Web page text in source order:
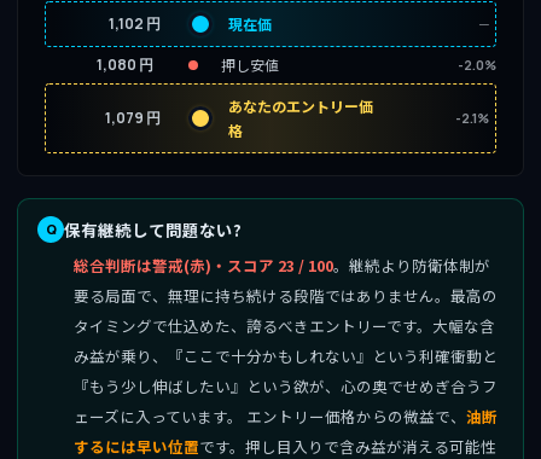
1,102 円 現在価 ─
1,080 円 押し安値 -2.0%
1,079 円
あなたのエントリー価
格
-2.1%
保有継続して問題ない?
総合判断は警戒(赤)・スコア 23 / 100。継続より防衛体制が
要る局面で、無理に持ち続ける段階ではありません。最高の
タイミングで仕込めた、誇るべきエントリーです。大幅な含
み益が乗り、『ここで十分かもしれない』という利確衝動と
『もう少し伸ばしたい』という欲が、心の奥でせめぎ合うフ
ェーズに入っています。 エントリー価格からの微益で、 油断
するには早い位置です。押し目入りで含み益が消える可能性